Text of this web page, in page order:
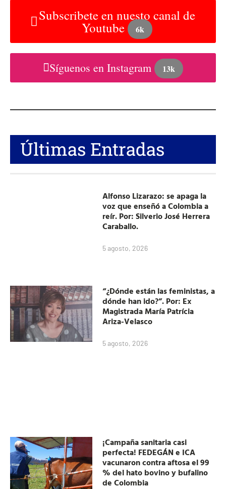
Subscribete en nuesto canal de
Youtube 6k
Síguenos en Instagram 13k
Últimas Entradas
Alfonso Lizarazo: se apaga la
voz que enseñó a Colombia a
reír. Por: Silverio José Herrera
Caraballo.
5 agosto, 2026
“¿Dónde están las feministas, a
dónde han ido?”. Por: Ex
Magistrada María Patrícia
Ariza-Velasco
5 agosto, 2026
¡Campaña sanitaria casi
perfecta! FEDEGÁN e ICA
vacunaron contra aftosa el 99
% del hato bovino y bufalino
de Colombia